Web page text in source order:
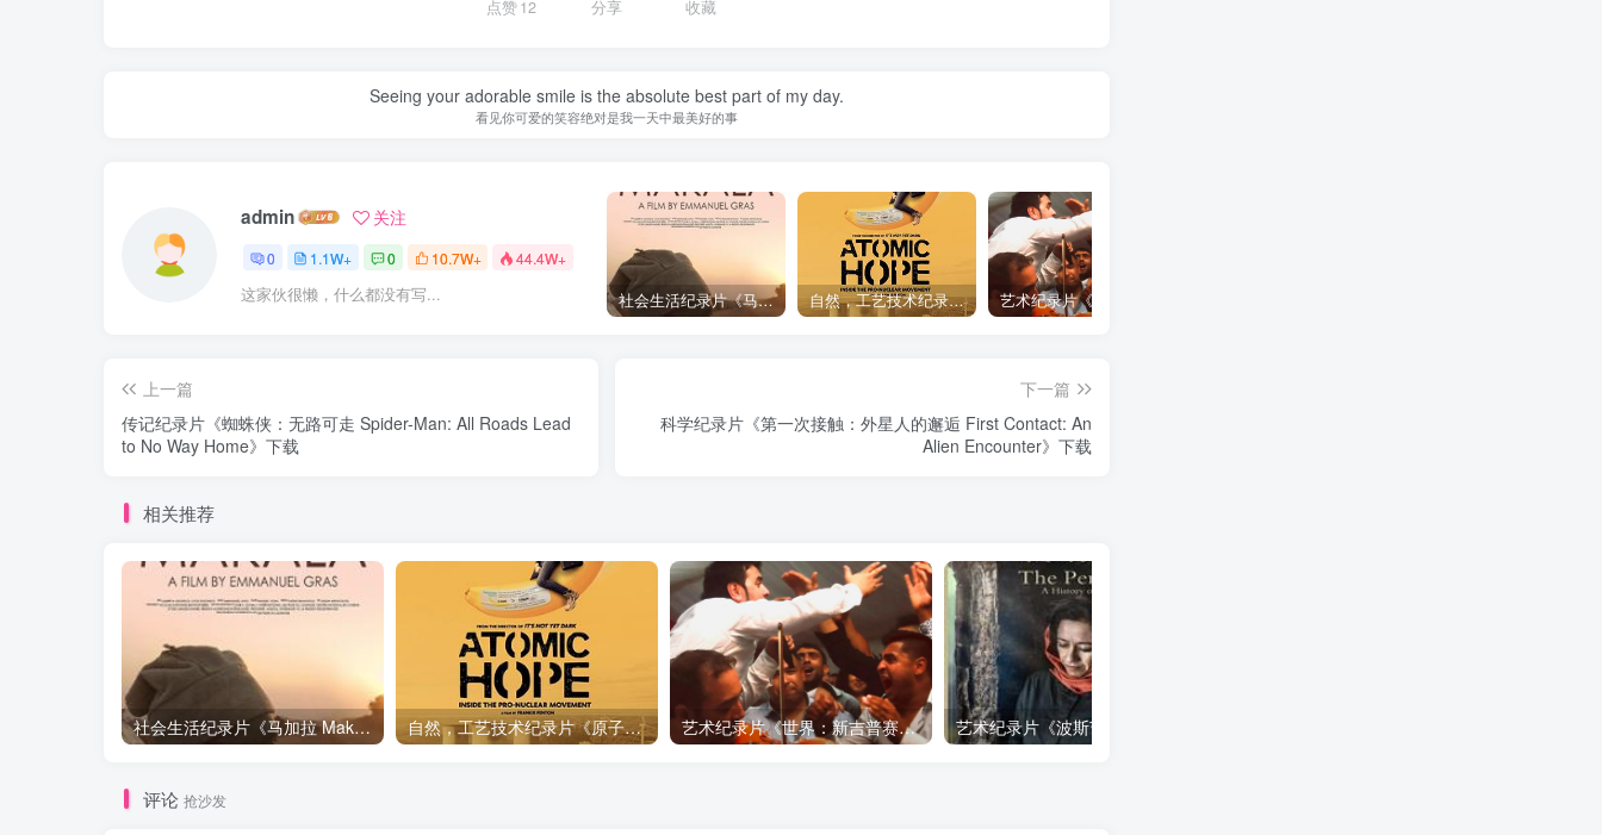
点赞12 分享 收藏
Seeing your adorable smile is the absolute best part of my day.
看见你可爱的笑容绝对是我一天中最美好的事
admin 关注
0 1.1W+ 0 10.7W+ 44.4W+
这家伙很懒，什么都没有写... 社会生活纪录片《马加拉 Makala》下载 自然，工艺技术纪录片《原子能的希望 Atomic Hope – Inside the Pro-Nuclear Movement》下载
上一篇
传记纪录片《蜘蛛侠：无路可走 Spider-Man: All Roads Lead
to No Way Home》下载
下一篇
科学纪录片《第一次接触：外星人的邂逅 First Contact: An
Alien Encounter》下载
相关推荐
社会生活纪录片《马加拉 Makala》下载 自然，工艺技术纪录片《原子能的希望 Atomic Hope – Inside the Pro-Nuclear Movement》下载 艺术纪录片《世界：新吉普赛之王 This World: The New Gypsy Kings》下载
评论 抢沙发